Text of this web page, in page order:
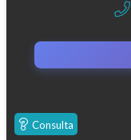
Consulta